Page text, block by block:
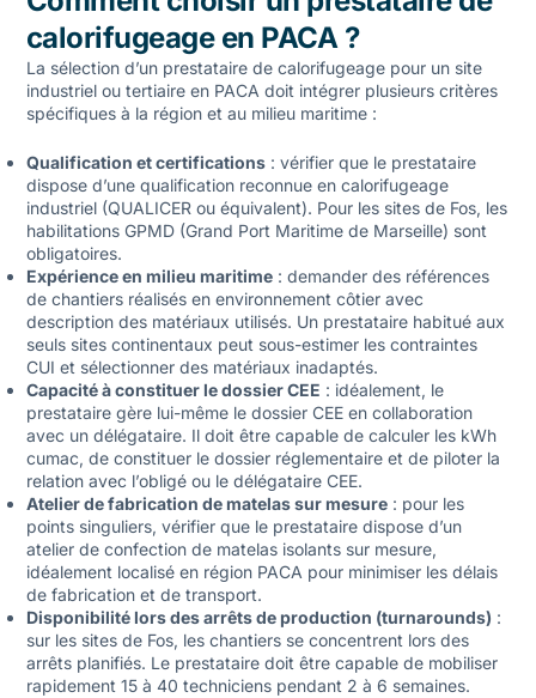
calorifugeage en PACA ?
La sélection d’un prestataire de calorifugeage pour un site
industriel ou tertiaire en PACA doit intégrer plusieurs critères
spécifiques à la région et au milieu maritime :
Qualification et certifications: vérifier que le prestataire
dispose d’une qualification reconnue en calorifugeage
industriel (QUALICER ou équivalent). Pour les sites de Fos, les
habilitations GPMD (Grand Port Maritime de Marseille) sont
obligatoires.
Expérience en milieu maritime: demander des références
de chantiers réalisés en environnement côtier avec
description des matériaux utilisés. Un prestataire habitué aux
seuls sites continentaux peut sous-estimer les contraintes
CUI et sélectionner des matériaux inadaptés.
Capacité à constituer le dossier CEE : idéalement, le
prestataire gère lui-même le dossier CEE en collaboration
avec un délégataire. Il doit être capable de calculer les kWh
cumac, de constituer le dossier réglementaire et de piloter la
relation avec l’obligé ou le délégataire CEE.
Atelier de fabrication de matelas sur mesure: pour les
points singuliers, vérifier que le prestataire dispose d’un
atelier de confection de matelas isolants sur mesure,
idéalement localisé en région PACA pour minimiser les délais
de fabrication et de transport.
Disponibilité lors des arrêts de production (turnarounds) :
sur les sites de Fos, les chantiers se concentrent lors des
arrêts planifiés. Le prestataire doit être capable de mobiliser
rapidement 15 à 40 techniciens pendant 2 à 6 semaines.